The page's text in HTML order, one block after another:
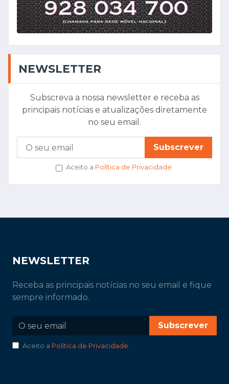
NEWSLETTER
Subscreva a nossa newsletter e receba as
principais notícias e atualizações diretamente
no seu email.
Subscrever
Aceito a Política de Privacidade.
NEWSLETTER
Receba as principais notícias no seu email e fique
sempre informado.
Subscrever
Aceito a Política de Privacidade.